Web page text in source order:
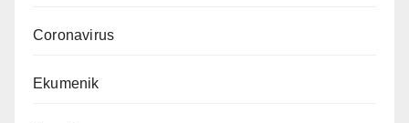
Coronavirus
Ekumenik